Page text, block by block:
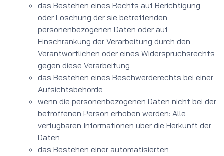
das Bestehen eines Rechts auf Berichtigung
oder Löschung der sie betreffenden
personenbezogenen Daten oder auf
Einschränkung der Verarbeitung durch den
Verantwortlichen oder eines Widerspruchsrechts
gegen diese Verarbeitung
das Bestehen eines Beschwerderechts bei einer
Aufsichtsbehörde
wenn die personenbezogenen Daten nicht bei der
betroffenen Person erhoben werden: Alle
verfügbaren Informationen über die Herkunft der
Daten
das Bestehen einer automatisierten